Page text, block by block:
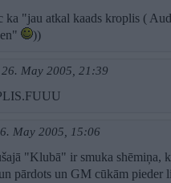
ka "jau atkal kaads kroplis (
))
26. May 2005, 21:39
May 2005, 15:06
"Klubā" ir smuka shēmiņa,
pārdots un GM cūkām pieder